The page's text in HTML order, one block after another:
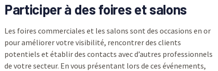
Participer à des foires et salons
Les foires commerciales et les salons sont des occasions en or
pour améliorer votre visibilité, rencontrer des clients
potentiels et établir des contacts avec d’autres professionnels
de votre secteur. En vous présentant lors de ces événements,